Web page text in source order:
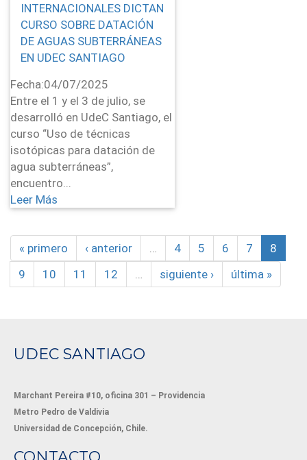
INTERNACIONALES DICTAN
CURSO SOBRE DATACIÓN
DE AGUAS SUBTERRÁNEAS
EN UDEC SANTIAGO
Fecha:04/07/2025
Entre el 1 y el 3 de julio, se
desarrolló en UdeC Santiago, el
curso “Uso de técnicas
isotópicas para datación de
agua subterráneas”,
encuentro...
Leer Más
« primero ‹ anterior … 4 5 6 7
8
9
10 11 12 … siguiente › última »
UDEC SANTIAGO
Marchant Pereira #10, oficina 301 – Providencia
Metro Pedro de Valdivia
Universidad de Concepción, Chile.